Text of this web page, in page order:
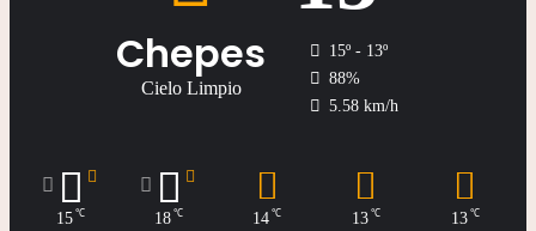
Chepes
Cielo Limpio
15º - 13º
88%
5.58 km/h
15 ℃ 18 ℃ 14 ℃ 13 ℃ 13 ℃